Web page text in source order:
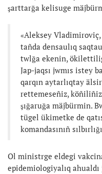
şarttarğa kelisuge
«Aleksey
tañda densaulıq
twlğa ekenin,
Jap-jaqsı jwmıs istey
qarqın aytarlıqtay
rettemeseñiz,
şığaruğa mäjbürmin.
tügel ükimetke de
komandasınıñ
Ol ministrge eldegi
epidemiologiyalıq